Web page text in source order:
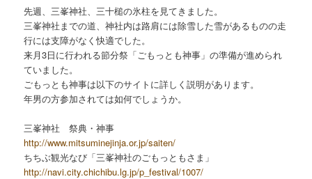
先週、三峯神社、三十槌の氷柱を見てきました。
三峯神社までの道、神社内は路肩には除雪した雪があるものの走
行には支障がなく快適でした。
来月3日に行われる節分祭「ごもっとも神事」の準備が進められ
ていました。
ごもっとも神事は以下のサイトに詳しく説明があります。
年男の方参加されては如何でしょうか。
三峯神社 祭典・神事
http://www.mitsuminejinja.or.jp/saiten/
ちちぶ観光なび「三峯神社のごもっともさま」
http://navi.city.chichibu.lg.jp/p_festival/1007/